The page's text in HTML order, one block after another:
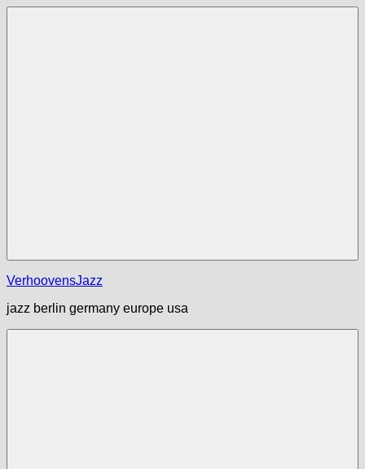
Zum
VerhoovensJazz
jazz berlin germany europe usa